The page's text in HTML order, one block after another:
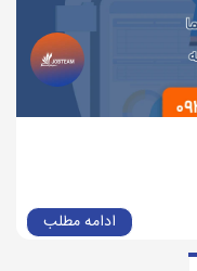
ادامه مطلب